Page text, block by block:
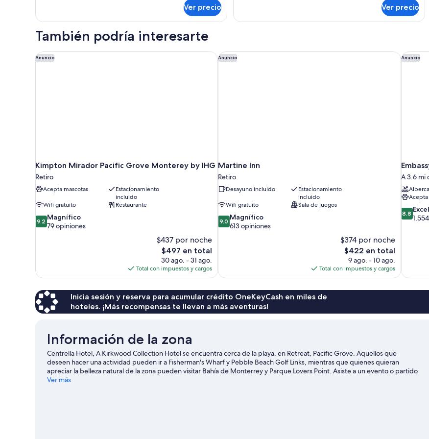
Premier,
cama
size
Ver precio
ycampo,
size
y
Ver precio
También podría interesarte
Anuncio
Kimpton Mirador Pacific Grove Monterey by IHG
Retiro
Acepta mascotas
Estacionamiento
incluido
Wifi gratuito
Restaurante
9.2
de
9.2 Magnífico
79 opiniones
$437 por noche
El
precio
actual
es
$497
$497 en total
30 ago. - 31 ago.
Total con impuestos y cargos
Kimpton Mirador Pacific Grove Monterey by IHG Anuncio
Martine Inn
Retiro
Desayuno incluido
Estacionamiento
incluido
Wifi gratuito
Sala de juegos
9.0
de
9.0 Magnífico
613 opiniones
$374 por noche
El
precio
actual
es
$422 en total
9 ago. - 10 ago.
Total con impuestos y cargos
Martine Inn Anuncio
A 3.6 mi
Alberca
Acepta
8.8
de
8.8
Inicia sesión y reserva para acumular crédito OneKeyCash en miles de
hoteles. ¡Más recompensas te llevan a más aventuras!
Información de la zona
Centrella Hotel, A Kirkwood Collection Hotel se encuentra cerca de la playa, en Retreat, Pacific Grove. Aquellos que
deseen hacer una actividad pueden ir a Fisherman's Wharf y Pebble Beach Golf Links, mientras que quienes quieran
apreciar la belleza natural de la zona pueden visitar Bahía de Monterrey y Parque Lovers Point. Asiste a un evento o partido
en Circuito de carreras WeatherTech Raceway Laguna Seca, y haz algo de tiempo para conocer Monterey Bay Aquarium,
Ver más